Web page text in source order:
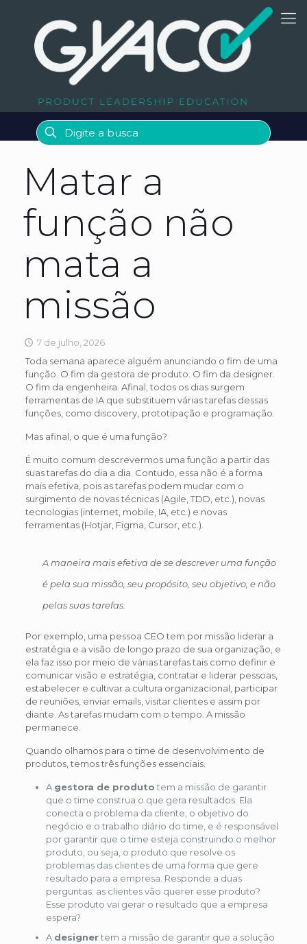
Matar a
função não
mata a
missão
7 de julho, 2026
Toda semana aparece alguém anunciando o fim de uma
função. O fim da gestora de produto. O fim da designer.
O fim da engenheira. Afinal, todos os dias surgem
ferramentas de IA que substituem várias tarefas dessas
funções, como discovery, prototipação e programação.
Mas afinal, o que é uma função?
É muito comum descrevermos uma função a partir das
suas tarefas do dia a dia. Contudo, essa não é a forma
mais efetiva, pois as tarefas podem mudar com o
surgimento de novas técnicas (Agile, TDD, etc.), novas
tecnologias (internet, mobile, IA, etc.) e novas
ferramentas (Hotjar, Figma, Cursor, etc.).
A maneira mais efetiva de se descrever uma função
é pela sua missão, seu propósito, seu objetivo, e não
pelas suas tarefas.
Por exemplo, uma pessoa CEO tem por missão liderar a
estratégia e a visão de longo prazo de sua organização, e
ela faz isso por meio de várias tarefas tais como definir e
comunicar visão e estratégia, contratar e liderar pessoas,
estabelecer e cultivar a cultura organizacional, participar
de reuniões, enviar emails, visitar clientes e assim por
diante. As tarefas mudam com o tempo. A missão
permanece.
Quando olhamos para o time de desenvolvimento de
produtos, temos três funções essenciais.
A gestora de produto tem a missão de garantir
que o time construa o que gera resultados. Ela
conecta o problema da cliente, o objetivo do
negócio e o trabalho diário do time, e é responsável
por garantir que o time esteja construindo o melhor
produto, ou seja, o produto que resolve os
problemas das clientes de uma forma que gere
resultado para a empresa. Responde a duas
perguntas: as clientes vão querer esse produto?
Esse produto vai gerar o resultado que a empresa
espera?
A designertem a missão de garantir que a solução